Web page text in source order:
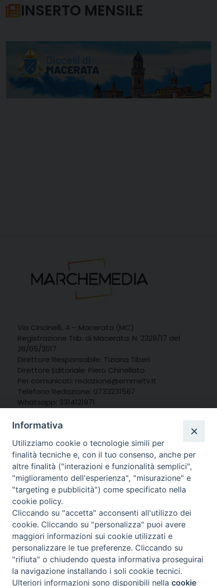
INSERTO MENSILE
Via Cincinelli, 4 – Macerata (MC)
Registrazione Trib. di Macerata: N. 2329/17 del
26/05/2017
Direttore Responsabile: Tiziana Tiberi
Direttore Editoriale: Piero Chinellato
Per comunicati: redazione@emmetv.it
Telefono Redazione: 0733231567
Whatsapp: 3314121971
© 2025 MarcheMedia s.c. – Via Cincinelli 4 – 62100
Macerata
Partita IVA: 01337550436 | Informativa sulla Privacy
Preferenze Cookie
Informativa
Utilizziamo cookie o tecnologie simili per
finalità tecniche e, con il tuo consenso, anche per
altre finalità ("interazioni e funzionalità semplici",
"miglioramento dell'esperienza", "misurazione" e
"targeting e pubblicità") come specificato nella
cookie policy.
Cliccando su "accetta" acconsenti all'utilizzo dei
cookie. Cliccando su "personalizza" puoi avere
maggiori informazioni sui cookie utilizzati e
personalizzare le tue preferenze. Cliccando su
"rifiuta" o chiudendo questa informativa proseguirai
la navigazione installando i soli cookie tecnici.
Ulteriori informazioni sono disponibili nellacookie